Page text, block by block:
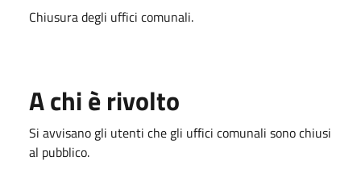
Chiusura degli uffici comunali.
A chi è rivolto
Si avvisano gli utenti che gli uffici comunali sono chiusi
al pubblico.